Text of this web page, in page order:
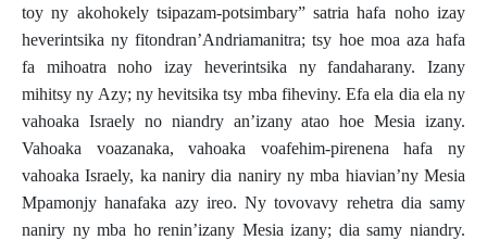
toy ny akohokely tsipazam-potsimbary” satria hafa noho izay
heverintsika ny fitondran’Andriamanitra; tsy hoe moa aza hafa
fa mihoatra noho izay heverintsika ny fandaharany. Izany
mihitsy ny Azy; ny hevitsika tsy mba fiheviny. Efa ela dia ela ny
vahoaka Israely no niandry an’izany atao hoe Mesia izany.
Vahoaka voazanaka, vahoaka voafehim-pirenena hafa ny
vahoaka Israely, ka naniry dia naniry ny mba hiavian’ny Mesia
Mpamonjy hanafaka azy ireo. Ny tovovavy rehetra dia samy
naniry ny mba ho renin’izany Mesia izany; dia samy niandry.